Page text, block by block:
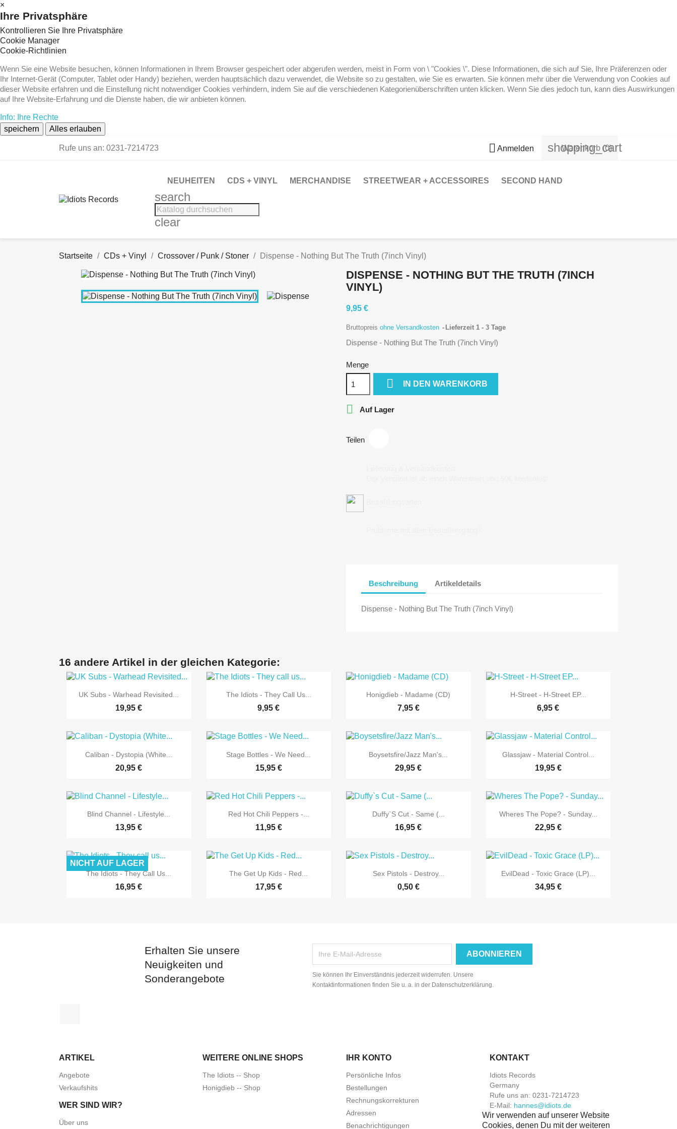
×
Ihre Privatsphäre
Kontrollieren Sie Ihre Privatsphäre
Cookie Manager
Cookie-Richtlinien
Wenn Sie eine Website besuchen, können Informationen in Ihrem Browser gespeichert oder abgerufen werden, meist in Form von \ "Cookies \". Diese Informationen, die sich auf Sie, Ihre Präferenzen oder
Ihr Internet-Gerät (Computer, Tablet oder Handy) beziehen, werden hauptsächlich dazu verwendet, die Website so zu gestalten, wie Sie es erwarten. Sie können mehr über die Verwendung von Cookies auf
dieser Website erfahren und die Einstellung nicht notwendiger Cookies verhindern, indem Sie auf die verschiedenen Kategorienüberschriften unten klicken. Wenn Sie dies jedoch tun, kann dies Auswirkungen
auf Ihre Website-Erfahrung und die Dienste haben, die wir anbieten können.
Info: Ihre Rechte
speichern
Alles erlauben
Rufe uns an: 0231-7214723  Anmelden shopping_cart
Warenkorb (0)
NEUHEITEN CDS + VINYL MERCHANDISE STREETWEAR + ACCESSOIRES SECOND HAND
search
clear
Startseite CDs + Vinyl Crossover / Punk / Stoner Dispense - Nothing But The Truth (7inch Vinyl)
DISPENSE - NOTHING BUT THE TRUTH (7INCH
VINYL)
9,95 €
Bruttopreis ohne Versandkosten Lieferzeit 1 - 3 Tage
Dispense - Nothing But The Truth (7inch Vinyl)
Menge
 IN DEN WARENKORB
 Auf Lager
Teilen
Beschreibung Artikeldetails
Dispense - Nothing But The Truth (7inch Vinyl)
16 andere Artikel in der gleichen Kategorie:
 Vorschau
UK Subs - Warhead Revisited...
19,95 €
 Vorschau
The Idiots - They Call Us...
9,95 €
 Vorschau
Honigdieb - Madame (CD)
7,95 €
 Vorschau
H-Street - H-Street EP...
6,95 €
 Vorschau
Caliban - Dystopia (White...
20,95 €
 Vorschau
Stage Bottles - We Need...
15,95 €
 Vorschau
Boysetsfire/Jazz Man's...
29,95 €
 Vorschau
Glassjaw - Material Control...
19,95 €
 Vorschau
Blind Channel - Lifestyle...
13,95 €
 Vorschau
Red Hot Chili Peppers -...
11,95 €
 Vorschau
Duffy`s Cut - Same (...
16,95 €
 Vorschau
Wheres The Pope? - Sunday...
22,95 €
 Vorschau
The Idiots - They Call Us...
16,95 €
NICHT AUF LAGER
 Vorschau
The Get Up Kids - Red...
17,95 €
 Vorschau
Sex Pistols - Destroy...
0,50 €
 Vorschau
EvilDead - Toxic Grace (LP)...
34,95 €
Erhalten Sie unsere
Neuigkeiten und
Sonderangebote
Sie können Ihr Einverständnis jederzeit widerrufen. Unsere
Kontaktinformationen finden Sie u. a. in der Datenschutzerklärung.
ARTIKEL
Angebote
Verkaufshits
WEITERE ONLINE SHOPS
The Idiots -- Shop
Honigdieb -- Shop
WER SIND WIR?
Über uns
IHR KONTO
Persönliche Infos
Bestellungen
Rechnungskorrekturen
Adressen
Benachrichtigungen
KONTAKT
Idiots Records
Germany
Rufe uns an: 0231-7214723
E-Mail: hannes@idiots.de
Wir verwenden auf unserer Website
Cookies, denen Du mit der weiteren